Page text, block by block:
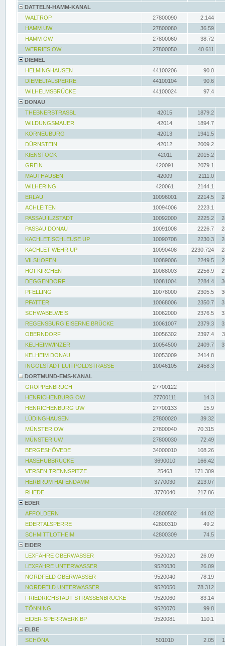
DATTELN-HAMM-KANAL
WALTROP
27800090
2.144
HAMM UW
27800080
36.59
HAMM OW
27800060
38.72
WERRIES OW
27800050
40.611
DIEMEL
HELMINGHAUSEN
44100206
90.0
DIEMELTALSPERRE
44100104
90.6
WILHELMSBRÜCKE
44100024
97.4
DONAU
THEBNERSTRASSL
42015
1879.2
WILDUNGSMAUER
42014
1894.7
KORNEUBURG
42013
1941.5
DÜRNSTEIN
42012
2009.2
KIENSTOCK
42011
2015.2
GREIN
420091
2079.1
MAUTHAUSEN
42009
2111.0
WILHERING
420061
2144.1
ERLAU
10096001 2214.5
ACHLEITEN
10094006
2223.1
PASSAU ILZSTADT
10092000 2225.2
PASSAU DONAU
10091008 2226.7
KACHLET SCHLEUSE UP
10090708 2230.3
KACHLET WEHR UP
10090408 2230.724
VILSHOFEN
10089006 2249.5
HOFKIRCHEN
10088003 2256.9
DEGGENDORF
10081004 2284.4
PFELLING
10078000 2305.5
PFATTER
10068006 2350.7
SCHWABELWEIS
10062000 2376.5
REGENSBURG EISERNE BRÜCKE
10061007 2379.3
OBERNDORF
10056302 2397.4
KELHEIMWINZER
10054500 2409.7
KELHEIM DONAU
10053009
2414.8
INGOLSTADT LUITPOLDSTRASSE
10046105
2458.3
DORTMUND-EMS-KANAL
GROPPENBRUCH
27700122
HENRICHENBURG OW
27700111
14.3
HENRICHENBURG UW
27700133
15.9
LÜDINGHAUSEN
27800020
39.32
MÜNSTER OW
27800040
70.315
MÜNSTER UW
27800030
72.49
BERGESHÖVEDE
34000010
108.26
HASEHUBBRÜCKE
3690010
166.42
VERSEN TRENNSPITZE
25463
171.309
HERBRUM HAFENDAMM
3770030
213.07
RHEDE
3770040
217.86
EDER
AFFOLDERN
42800502
44.02
EDERTALSPERRE
42800310
49.2
SCHMITTLOTHEIM
42800309
74.5
EIDER
LEXFÄHRE OBERWASSER
9520020
26.09
LEXFÄHRE UNTERWASSER
9520030
26.09
NORDFELD OBERWASSER
9520040
78.19
NORDFELD UNTERWASSER
9520050
78.312
FRIEDRICHSTADT STRASSENBRÜCKE
9520060
83.14
TÖNNING
9520070
99.8
EIDER-SPERRWERK BP
9520081
110.1
ELBE
SCHÖNA
501010 2.05